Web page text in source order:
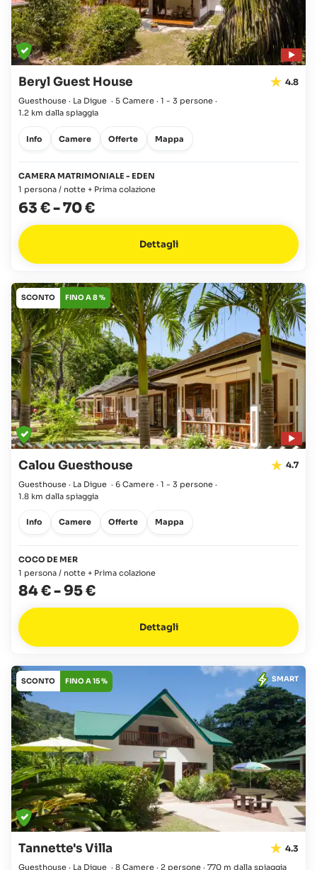
Beryl Guest House 4.8
Guesthouse · La Digue · 5 Camere · 1 - 3 persone ·
1.2 km dalla spiaggia
Info Camere Offerte Mappa
CAMERA MATRIMONIALE - EDEN
1 persona / notte + Prima colazione
63 €-70 €
Dettagli
SCONTO FINO A 8 %
Calou Guesthouse 4.7
Guesthouse · La Digue · 6 Camere · 1 - 3 persone ·
1.8 km dalla spiaggia
Info Camere Offerte Mappa
COCO DE MER
1 persona / notte + Prima colazione
84 €-95 €
Dettagli
SCONTO FINO A 15 % SMART
Tannette's Villa 4.3
Guesthouse · La Digue · 8 Camere · 2 persone · 770 m dalla spiaggia